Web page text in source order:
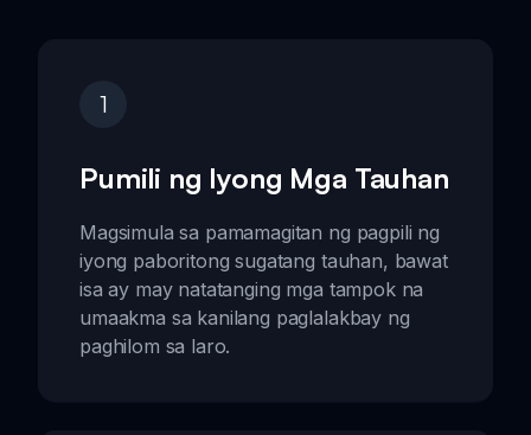
1
Pumili ng Iyong Mga Tauhan
Magsimula sa pamamagitan ng pagpili ng
iyong paboritong sugatang tauhan, bawat
isa ay may natatanging mga tampok na
umaakma sa kanilang paglalakbay ng
paghilom sa laro.